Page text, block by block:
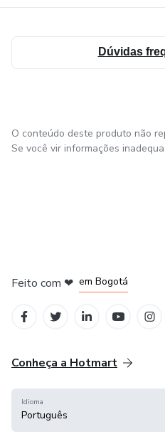
Dúvidas
O conteúdo deste produto não
Se você vir informações
Feito com ❤ em Bogotá
Conheça a Hotmart
Idioma
Português